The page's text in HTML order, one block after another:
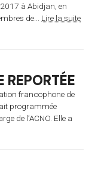
à Abidjan, en
de... Lire la suite
REPORTÉE
francophone de
programmée
de l’ACNO. Elle a